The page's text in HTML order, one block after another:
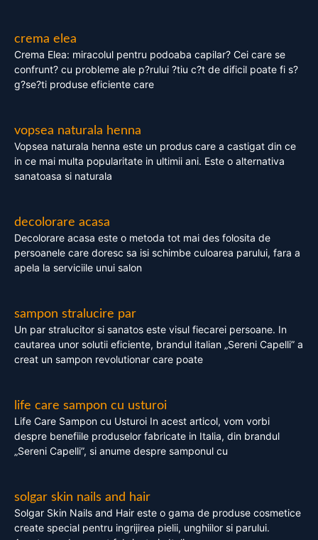
crema elea
Crema Elea: miracolul pentru podoaba capilar? Cei care se
confrunt? cu probleme ale p?rului ?tiu c?t de dificil poate fi s?
g?se?ti produse eficiente care
vopsea naturala henna
Vopsea naturala henna este un produs care a castigat din ce
in ce mai multa popularitate in ultimii ani. Este o alternativa
sanatoasa si naturala
decolorare acasa
Decolorare acasa este o metoda tot mai des folosita de
persoanele care doresc sa isi schimbe culoarea parului, fara a
apela la serviciile unui salon
sampon stralucire par
Un par stralucitor si sanatos este visul fiecarei persoane. In
cautarea unor solutii eficiente, brandul italian „Sereni Capelli” a
creat un sampon revolutionar care poate
life care sampon cu usturoi
Life Care Sampon cu Usturoi In acest articol, vom vorbi
despre benefiile produselor fabricate in Italia, din brandul
„Sereni Capelli”, si anume despre samponul cu
solgar skin nails and hair
Solgar Skin Nails and Hair este o gama de produse cosmetice
create special pentru ingrijirea pielii, unghiilor si parului.